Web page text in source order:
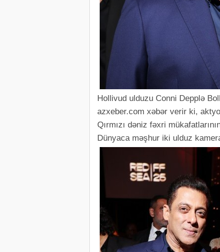
Hollivud ulduzu Conni Depplə
azxeber.com xəbər verir ki,
Qırmızı dəniz fəxri
Dünyaca məşhur iki ulduz